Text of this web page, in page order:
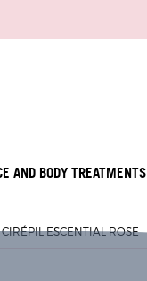
AND BODY TREATMENTS
CIRÉPIL ESCENTIAL ROSE